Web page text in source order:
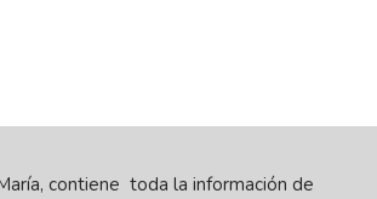
contiene toda la información de